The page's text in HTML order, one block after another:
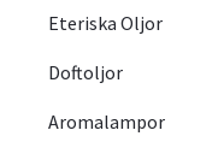
Eteriska Oljor
Doftoljor
Aromalampor